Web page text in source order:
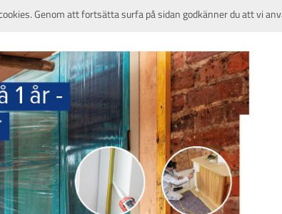
Genom att fortsätta surfa på sidan godkänner du att vi